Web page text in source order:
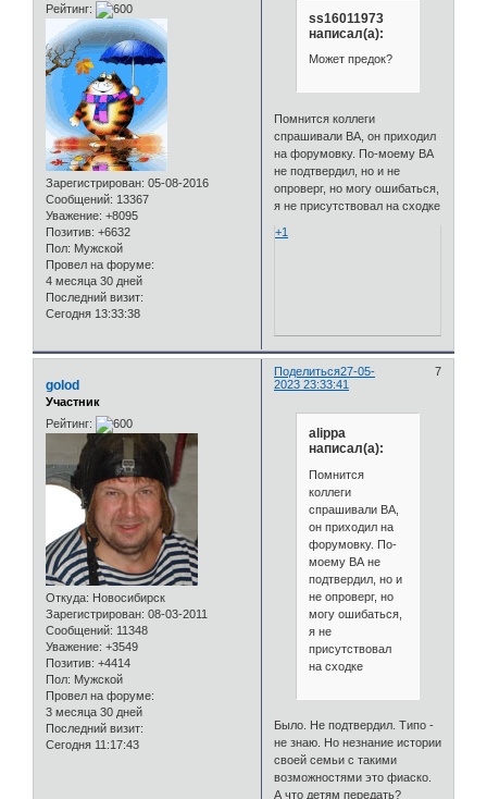
Рейтинг:
Зарегистрирован: 05-08-2016
Сообщений: 13367
Уважение: +8095
Позитив: +6632
Пол: Мужской
Провел на форуме:
4 месяца 30 дней
Последний визит:
Сегодня 13:33:38
ss16011973
написал(а):
Может предок?
Помнится коллеги
спрашивали ВА, он приходил
на форумовку. По-моему ВА
не подтвердил, но и не
опроверг, но могу ошибаться,
я не присутствовал на сходке
+1
Поделиться 7
27-05-
2023 23:33:41
golod
Участник
Рейтинг:
Откуда: Новосибирск
Зарегистрирован: 08-03-2011
Сообщений: 11348
Уважение: +3549
Позитив: +4414
Пол: Мужской
Провел на форуме:
3 месяца 30 дней
Последний визит:
Сегодня 11:17:43
alippa
написал(а):
Помнится
коллеги
спрашивали ВА,
он приходил на
форумовку. По-
моему ВА не
подтвердил, но и
не опроверг, но
могу ошибаться,
я не
присутствовал
на сходке
Было. Не подтвердил. Типо -
не знаю. Но незнание истории
своей семьи с такими
возможностями это фиаско.
А что детям передать?